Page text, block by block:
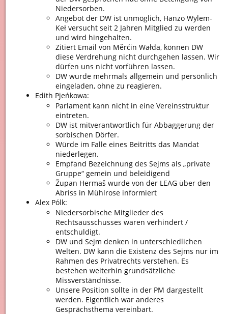
Niedersorben.
Angebot der DW ist unmöglich, Hanzo Wylem-
Keł versucht seit 2 Jahren Mitglied zu werden
und wird hingehalten.
Zitiert Email von Měrćin Wałda, können DW
diese Verdrehung nicht durchgehen lassen. Wir
dürfen uns nicht vorführen lassen.
DW wurde mehrmals allgemein und persönlich
eingeladen, ohne zu reagieren.
Edith Pjeńkowa:
Parlament kann nicht in eine Vereinsstruktur
eintreten.
DW ist mitverantwortlich für Abbaggerung der
sorbischen Dörfer.
Würde im Falle eines Beitritts das Mandat
niederlegen.
Empfand Bezeichnung des Sejms als „private
Gruppe“ gemein und beleidigend
Župan Hermaš wurde von der LEAG über den
Abriss in Mühlrose informiert
Alex Pólk:
Niedersorbische Mitglieder des
Rechtsausschusses waren verhindert /
entschuldigt.
DW und Sejm denken in unterschiedlichen
Welten. DW kann die Existenz des Sejms nur im
Rahmen des Privatrechts verstehen. Es
bestehen weiterhin grundsätzliche
Missverständnisse.
Unsere Position sollte in der PM dargestellt
werden. Eigentlich war anderes
Gesprächsthema vereinbart.